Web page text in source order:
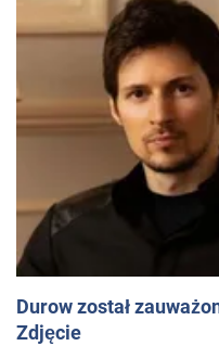
Durow został
Zdjęcie